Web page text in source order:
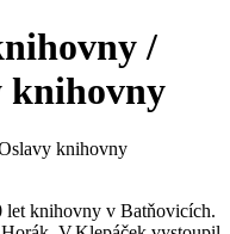
/
knihovny
knihovny
let knihovny v Batňovicích.